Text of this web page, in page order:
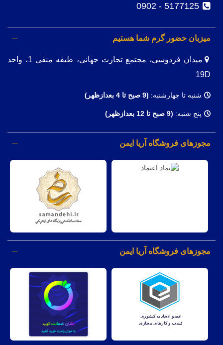
5177125 - 0902
میزبان حضور گرم شما هستیم
میدان فردوسی، مجتمع تجارت جهانی، طبقه منفی 1، واحد
19D
شنبه تا چهارشنبه: (9 صبح تا 4 بعدازظهر)
پنج شنبه: (9 صبح تا 12 بعدازظهر)
مجوزهای فروشگاه آریا ایمن
مجوزهای فروشگاه آریا ایمن